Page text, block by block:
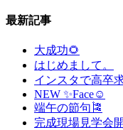
最新記事
大成功🌻
はじめまして。
インスタで高卒
NEW ✨Face☺
端午の節句🎏
完成現場見学会